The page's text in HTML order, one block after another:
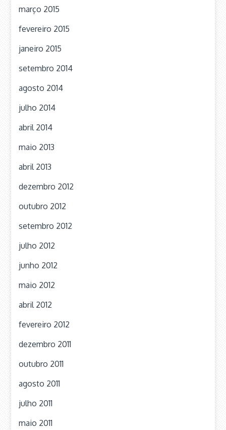
março 2015
fevereiro 2015
janeiro 2015
setembro 2014
agosto 2014
julho 2014
abril 2014
maio 2013
abril 2013
dezembro 2012
outubro 2012
setembro 2012
julho 2012
junho 2012
maio 2012
abril 2012
fevereiro 2012
dezembro 2011
outubro 2011
agosto 2011
julho 2011
maio 2011